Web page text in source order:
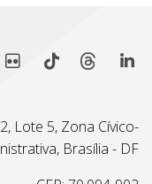
Lote 5, Zona Cívico-
Brasília - DF